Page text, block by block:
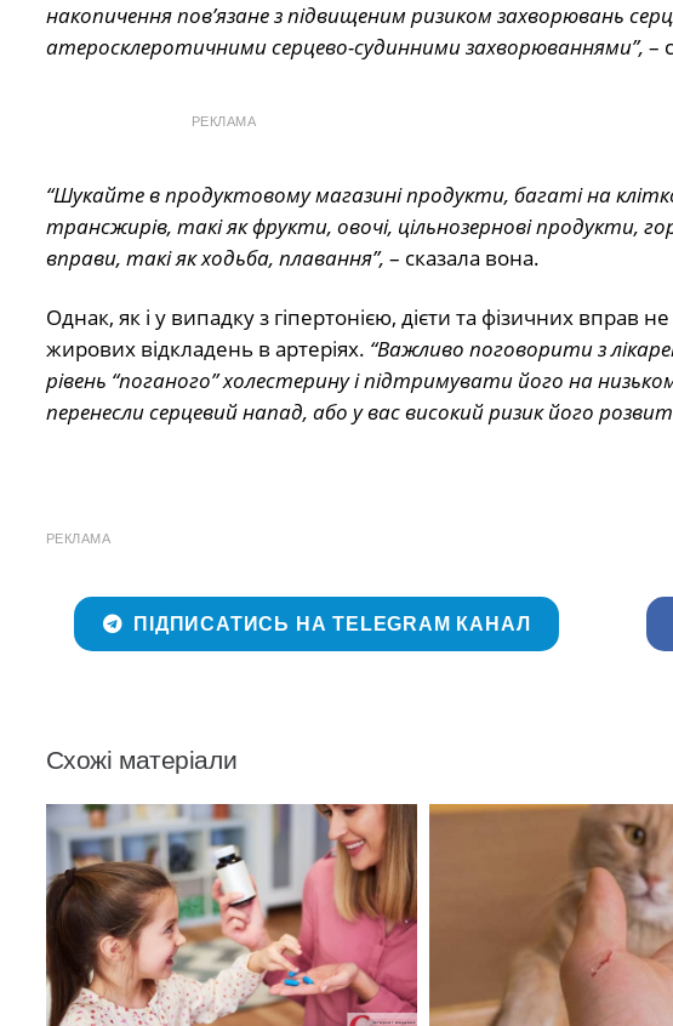
накопичення пов’язане з підвищеним ризиком захворювань
атеросклеротичними серцево-судинними захворюваннями”, –
РЕКЛАМА
“Шукайте в продуктовому магазині продукти, багаті на
трансжирів, такі як фрукти, овочі, цільнозернові продукти,
вправи, такі як ходьба, плавання”, – сказала вона.
Однак, як і у випадку з гіпертонією, дієти та фізичних вправ
жирових відкладень в артеріях. “Важливо поговорити з
рівень “поганого” холестерину і підтримувати його на
перенесли серцевий напад, або у вас високий ризик його
РЕКЛАМА
ПІДПИСАТИСЬ НА TELEGRAM КАНАЛ
Схожі матеріали